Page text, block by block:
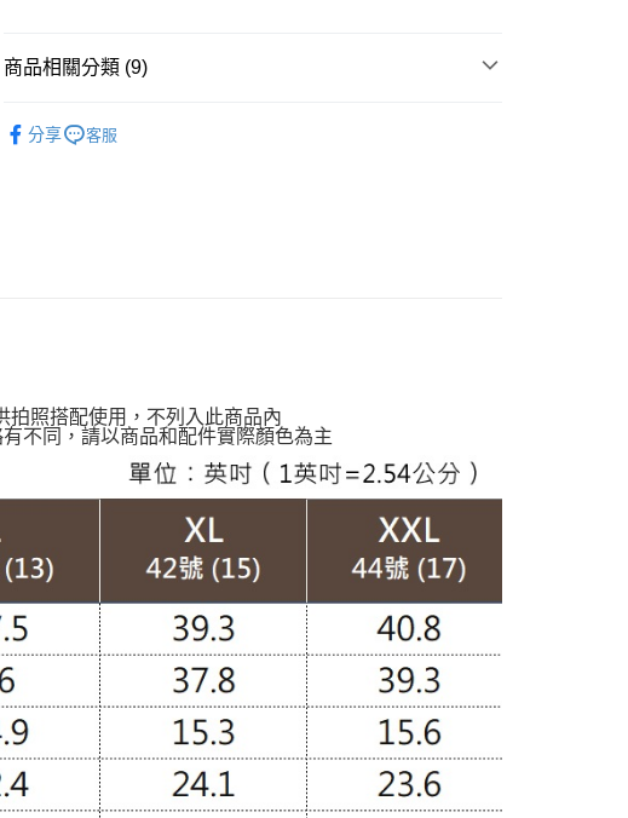
運送方式
每筆NT$100，滿NT$599(含以上)免運費
7-11取貨付款
每筆NT$100，滿NT$988(含以上)免運費
每筆NT$100，滿NT$988(含以上)免運費
大嘴鳥宅配通
每筆NT$100，滿NT$988(含以上)免運費
貨到付款
每筆NT$120
商品相關分類 (9)
【布料指南】 棉｜Cotton
分享 客服
拍照搭配使用，不列入此商品內
不同，請以商品和配件實際顏色為主